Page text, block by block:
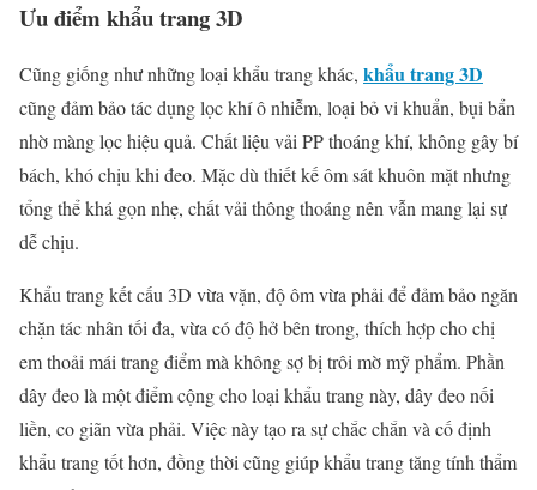
Ưu điểm khẩu trang 3D
Cũng giống như những loại khẩu trang khác, khẩu trang 3D
cũng đảm bảo tác dụng lọc khí ô nhiễm, loại bỏ vi khuẩn, bụi bẩn
nhờ màng lọc hiệu quả. Chất liệu vải PP thoáng khí, không gây bí
bách, khó chịu khi đeo. Mặc dù thiết kế ôm sát khuôn mặt nhưng
tổng thể khá gọn nhẹ, chất vải thông thoáng nên vẫn mang lại sự
dễ chịu.
Khẩu trang kết cấu 3D vừa vặn, độ ôm vừa phải để đảm bảo ngăn
chặn tác nhân tối đa, vừa có độ hở bên trong, thích hợp cho chị
em thoải mái trang điểm mà không sợ bị trôi mờ mỹ phẩm. Phần
dây đeo là một điểm cộng cho loại khẩu trang này, dây đeo nối
liền, co giãn vừa phải. Việc này tạo ra sự chắc chắn và cố định
khẩu trang tốt hơn, đồng thời cũng giúp khẩu trang tăng tính thẩm